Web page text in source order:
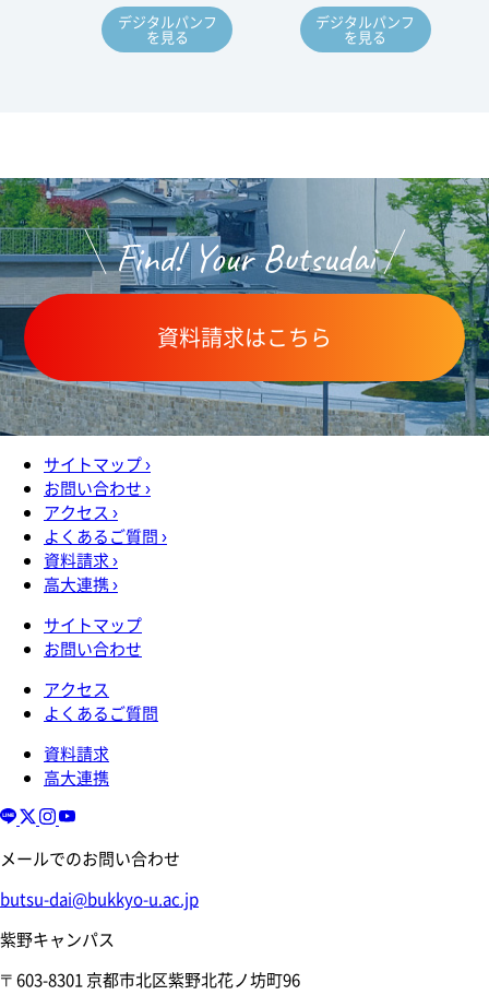
デジタルパンフ
を見る
デジタルパンフ
を見る
Find! Your Butsudai
資料請求はこちら
サイトマップ›
お問い合わせ›
アクセス›
よくあるご質問›
資料請求›
高大連携›
サイトマップ
お問い合わせ
アクセス
よくあるご質問
資料請求
高大連携
メールでのお問い合わせ
butsu-dai@bukkyo-u.ac.jp
紫野キャンパス
〒603-8301 京都市北区紫野北花ノ坊町96